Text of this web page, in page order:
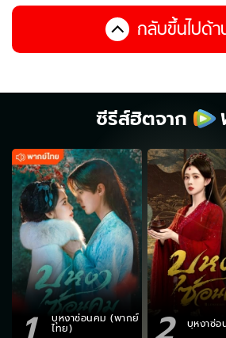
กลับขึ้นไปด้า
ซีรีส์ฮิตจาก
บุหงาซ่อนคม (พากย์
ไทย) บุหงาซ่อ